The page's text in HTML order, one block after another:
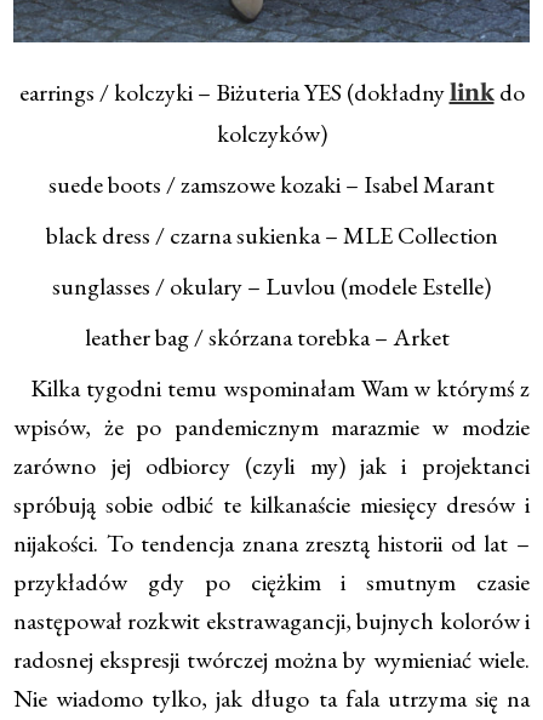
earrings / kolczyki – Biżuteria YES (dokładny linkdo
kolczyków)
suede boots / zamszowe kozaki – Isabel Marant
black dress / czarna sukienka – MLE Collection
sunglasses / okulary – Luvlou (modele Estelle)
leather bag / skórzana torebka – Arket
Kilka tygodni temu wspominałam Wam w którymś z
wpisów, że po pandemicznym marazmie w modzie
zarówno jej odbiorcy (czyli my) jak i projektanci
spróbują sobie odbić te kilkanaście miesięcy dresów i
nijakości. To tendencja znana zresztą historii od lat –
przykładów gdy po ciężkim i smutnym czasie
następował rozkwit ekstrawagancji, bujnych kolorów i
radosnej ekspresji twórczej można by wymieniać wiele.
Nie wiadomo tylko, jak długo ta fala utrzyma się na